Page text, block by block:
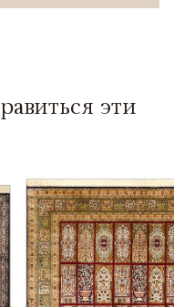
эти